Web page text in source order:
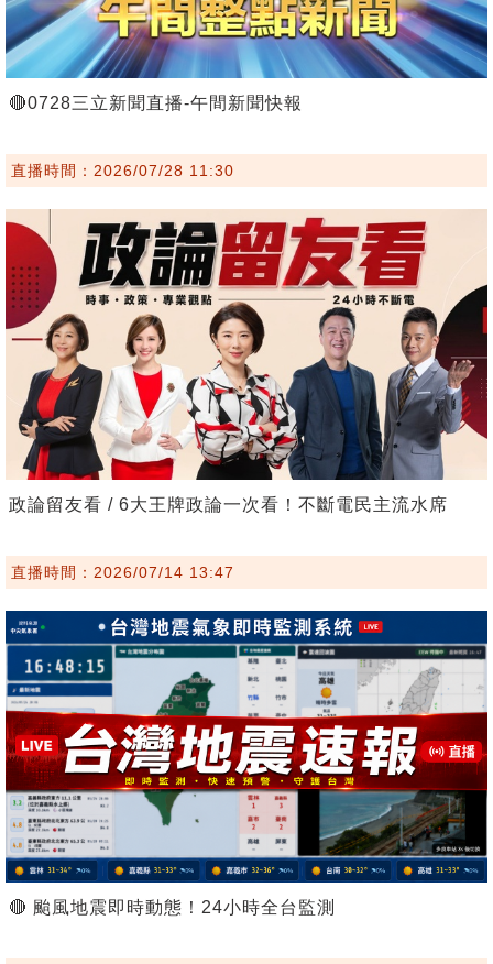
🔴0728三立新聞直播-午間新聞快報
直播時間：2026/07/28 11:30
政論留友看 / 6大王牌政論一次看！不斷電民主流水席
直播時間：2026/07/14 13:47
🔴 颱風地震即時動態！24小時全台監測